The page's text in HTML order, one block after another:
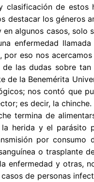
clasificación de
los géneros
algunos casos, solo
enfermedad
eso nos
las dudas sobre
la Benemérita
nos contó que
es decir, la
termina de
herida y el parásito
por consumo
o trasplante
enfermedad y otras,
de personas